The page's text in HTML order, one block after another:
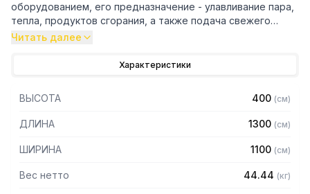
оборудованием, его предназначение - улавливание пара,
тепла, продуктов сгорания, а также подача свежего
воздуха, что благоприятно сказывается на микроклимате
предметах мебели и кухонной утвари. Поэтому это
оборудование формирует микроклимат в помещении и
защищает сотрудников горячего цеха.
Читать далее
Характеристики
ВЫСОТА 400 (см)
ДЛИНА 1300 (см)
ШИРИНА 1100 (см)
Вес нетто 44.44 (кг)